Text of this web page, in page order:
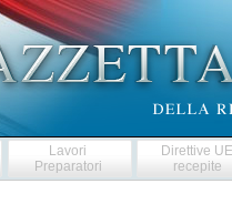
Lavori
Preparatori
Direttive
recepite